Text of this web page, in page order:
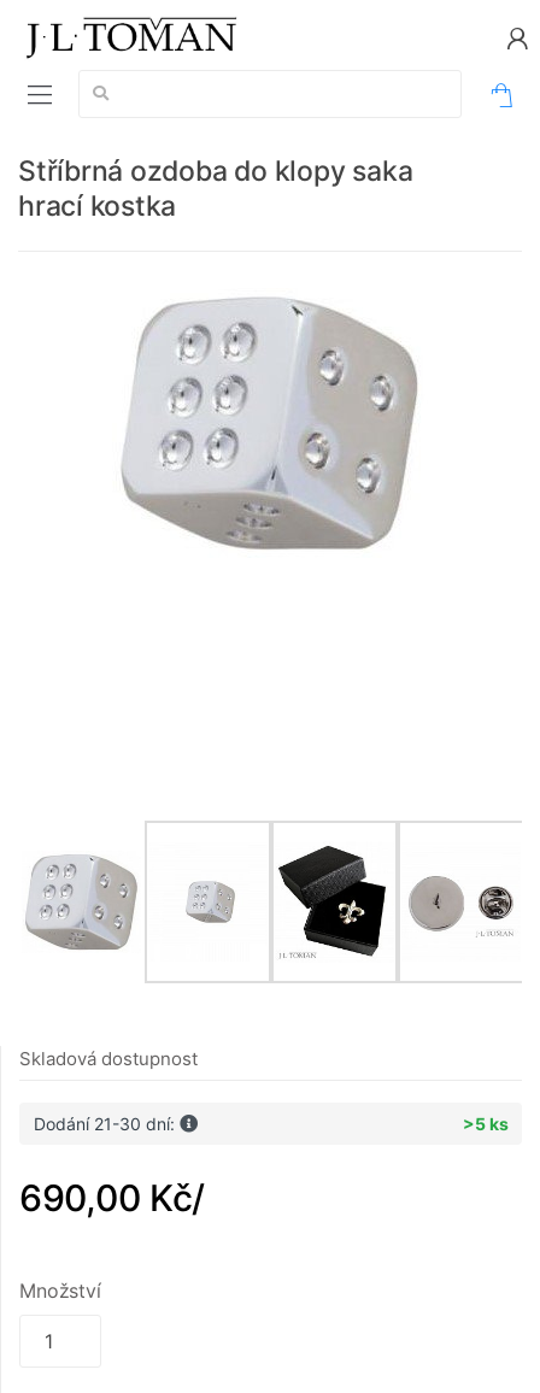
Vyhledávání:
Stříbrná ozdoba do klopy saka
hrací kostka
Skladová dostupnost
Dodání 21-30 dní: >5 ks
690,00 Kč/
Množství